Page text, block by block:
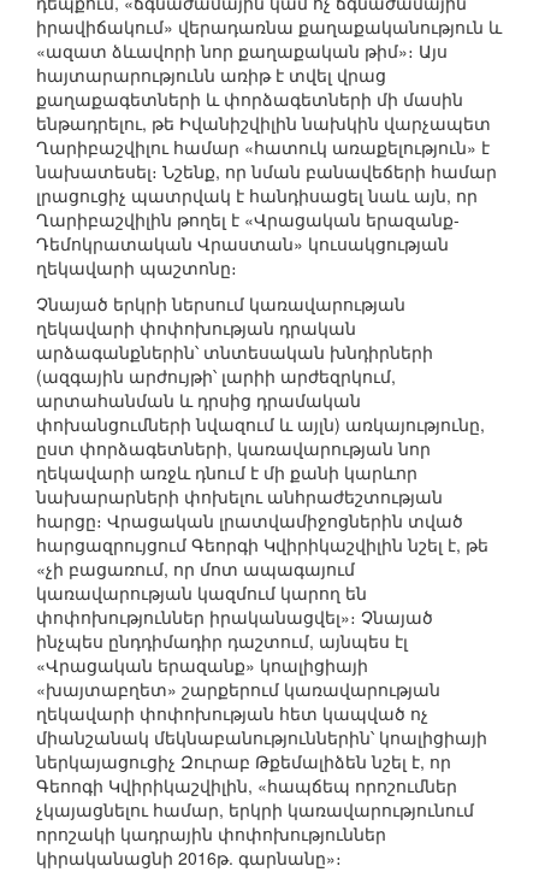
իրավիճակում» վերադառնա քաղաքականություն և
«ազատ ձևավորի նոր քաղաքական թիմ»։ Այս
հայտարարությունն առիթ է տվել վրաց
քաղաքագետների և փորձագետների մի մասին
ենթադրելու, թե Իվանիշվիլին նախկին վարչապետ
Ղարիբաշվիլու համար «հատուկ առաքելություն» է
նախատեսել։ Նշենք, որ նման բանավեճերի համար
լրացուցիչ պատրվակ է հանդիսացել նաև այն, որ
Ղարիբաշվիլին թողել է «Վրացական երազանք-
Դեմոկրատական Վրաստան» կուսակցության
ղեկավարի պաշտոնը։
Չնայած երկրի ներսում կառավարության
ղեկավարի փոփոխության դրական
արձագանքներին՝ տնտեսական խնդիրների
(ազգային արժույթի՝ լարիի արժեզրկում,
արտահանման և դրսից դրամական
փոխանցումների նվազում և այլն) առկայությունը,
ըստ փորձագետների, կառավարության նոր
ղեկավարի առջև դնում է մի քանի կարևոր
նախարարների փոխելու անհրաժեշտության
հարցը։ Վրացական լրատվամիջոցներին տված
հարցազրույցում Գեորգի Կվիրիկաշվիլին նշել է, թե
«չի բացառում, որ մոտ ապագայում
կառավարության կազմում կարող են
փոփոխություններ իրականացվել»։ Չնայած
ինչպես ընդդիմադիր դաշտում, այնպես էլ
«Վրացական երազանք» կոալիցիայի
«խայտաբղետ» շարքերում կառավարության
ղեկավարի փոփոխության հետ կապված ոչ
միանշանակ մեկնաբանություններին՝ կոալիցիայի
ներկայացուցիչ Զուրաբ Թքեմալիձեն նշել է, որ
Գեոոգի Կվիրիկաշվիլին, «հապճեպ որոշումներ
չկայացնելու համար, երկրի կառավարությունում
որոշակի կադրային փոփոխություններ
կիրականացնի 2016թ. գարնանը»։